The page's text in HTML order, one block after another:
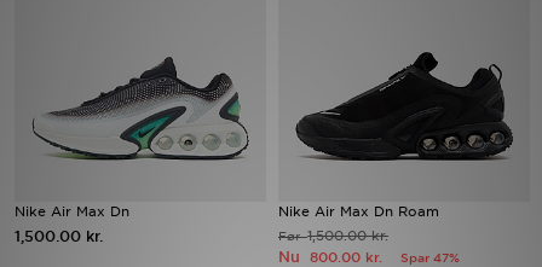
Nike Air Max Dn
1,500.00 kr.
Nike Air Max Dn Roam
Før1,500.00 kr.
Nu 800.00 kr. Spar 47%
Bestsellers
Brands
Fodbold